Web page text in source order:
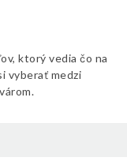
ktorý vedia čo na
vyberať medzi